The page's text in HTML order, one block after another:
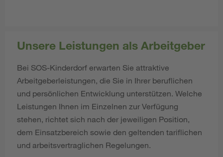
Unsere Leistungen als Arbeitgeber
Bei SOS-Kinderdorf erwarten Sie attraktive
Arbeitgeberleistungen, die Sie in Ihrer beruflichen
und persönlichen Entwicklung unterstützen. Welche
Leistungen Ihnen im Einzelnen zur Verfügung
stehen, richtet sich nach der jeweiligen Position,
dem Einsatzbereich sowie den geltenden tariflichen
und arbeitsvertraglichen Regelungen.